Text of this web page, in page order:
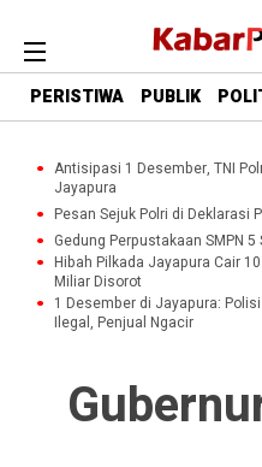
PERISTIWA PUBLIK
Antisipasi 1 Desember, TNI
Jayapura
Pesan Sejuk Polri di Deklarasi
Gedung Perpustakaan SMPN
Hibah Pilkada Jayapura Cair
Miliar Disorot
1 Desember di Jayapura:
Ilegal, Penjual Ngacir